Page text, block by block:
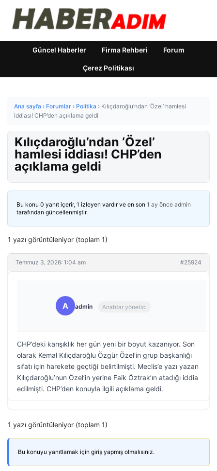
Güncel Haberler Firma Rehberi Forum
Çerez Politikası
Ana sayfa › Forumlar › Politika › Kılıçdaroğlu’ndan ‘Özel’ hamlesi
iddiası! CHP’den açıklama geldi
Kılıçdaroğlu’ndan ‘Özel’
hamlesi iddiası! CHP’den
açıklama geldi
Bu konu 0 yanıt içerir, 1 izleyen vardır ve en son 1 ay önce admin
tarafından güncellenmiştir.
1 yazı görüntüleniyor (toplam 1)
Temmuz 3, 2026: 1:04 am #25924
A admin Anahtar yönetici
CHP’deki karışıklık her gün yeni bir boyut kazanıyor. Son
olarak Kemal Kılıçdaroğlu Özgür Özel’in grup başkanlığı
sıfatı için harekete geçtiği belirtilmişti. Meclis’e yazı yazan
Kılıçdaroğlu’nun Özel’in yerine Faik Öztrak’ın atadığı iddia
edilmişti. CHP’den konuyla ilgili açıklama geldi.
1 yazı görüntüleniyor (toplam 1)
Bu konuyu yanıtlamak için giriş yapmış olmalısınız.